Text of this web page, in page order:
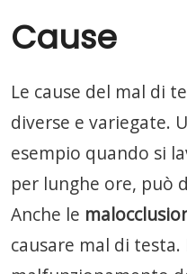
Cause
Le cause del mal di
diverse e variegate.
esempio quando si
per lunghe ore, può
Anche le
causare mal di